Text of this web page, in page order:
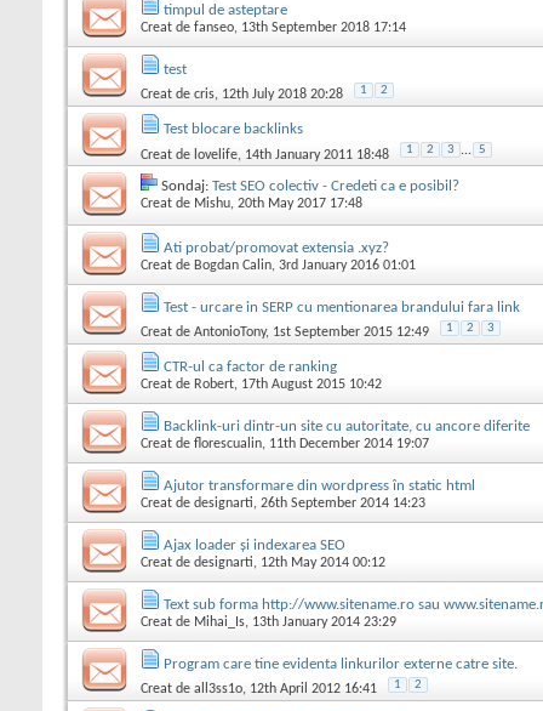
timpul de asteptare
Creat de fanseo, 13th September 2018 17:14
test
Creat de cris, 12th July 2018 20:28 1 2
Test blocare backlinks
Creat de lovelife, 14th January 2011 18:48 1 2 3 ... 5
Sondaj: Test SEO colectiv - Credeti ca e posibil?
Creat de Mishu, 20th May 2017 17:48
Ati probat/promovat extensia .xyz?
Creat de Bogdan Calin, 3rd January 2016 01:01
Test - urcare in SERP cu mentionarea brandului fara link
Creat de AntonioTony, 1st September 2015 12:49 1 2 3
CTR-ul ca factor de ranking
Creat de Robert, 17th August 2015 10:42
Backlink-uri dintr-un site cu autoritate, cu ancore diferite
Creat de florescualin, 11th December 2014 19:07
Ajutor transformare din wordpress în static html
Creat de designarti, 26th September 2014 14:23
Ajax loader și indexarea SEO
Creat de designarti, 12th May 2014 00:12
Text sub forma http://www.sitename.ro sau
Creat de Mihai_Is, 13th January 2014 23:29
Program care tine evidenta linkurilor externe catre site.
Creat de all3ss1o, 12th April 2012 16:41 1 2